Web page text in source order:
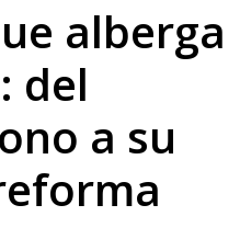
alberga
del
a su